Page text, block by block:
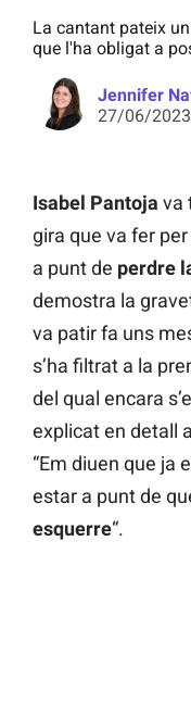
La cantant pateix
que l'ha obligat a
Jennifer
27/06/
Isabel Pantoja va
gira que va fer
a punt de perdre
demostra la
va patir fa uns
s’ha filtrat a la
del qual encara
explicat en detall a
“Em diuen que ja
estar a punt de
esquerre“.